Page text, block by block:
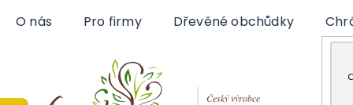
O nás Pro firmy Dřevěné obchůdky